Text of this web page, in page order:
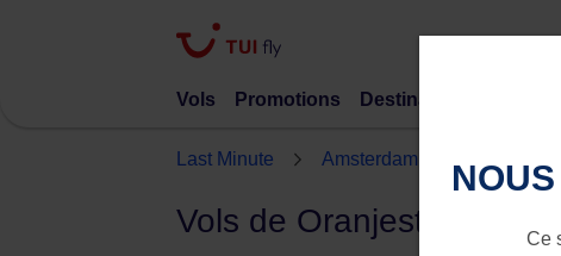
Vols Promotions Destinations
Last Minute Amsterdam
Vols de Oranjestad vers Ce